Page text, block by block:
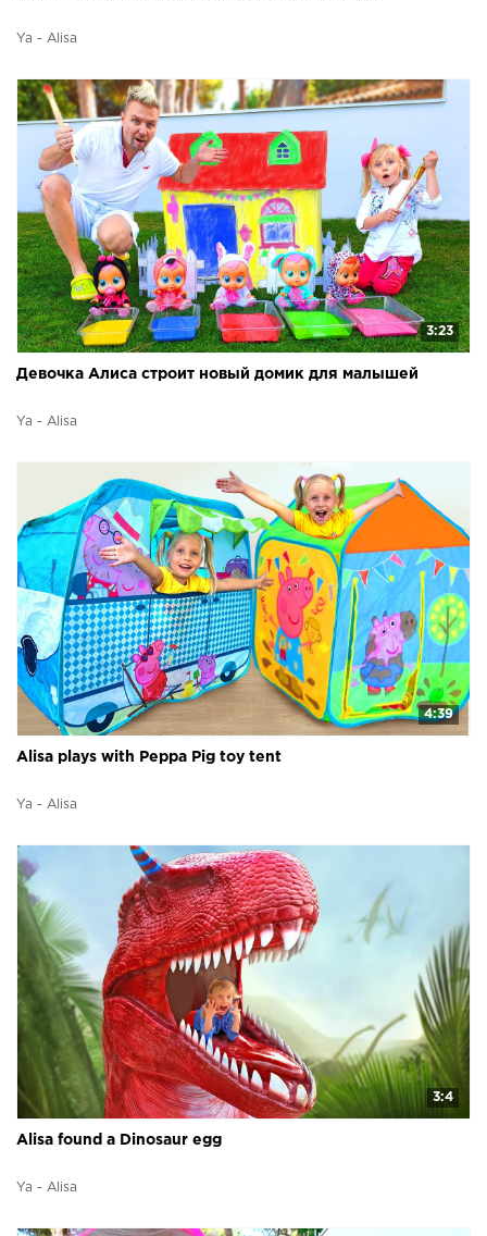
Ya - Alisa
3:23
Девочка Алиса строит новый домик для малышей
Ya - Alisa
4:39
Alisa plays with Peppa Pig toy tent
Ya - Alisa
3:4
Alisa found a Dinosaur egg
Ya - Alisa